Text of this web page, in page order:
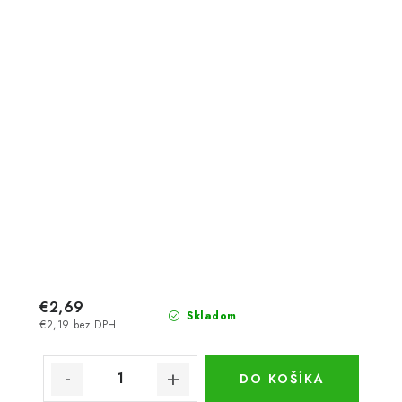
Skladom
€2,19 bez DPH
€2,69
DO KOŠÍKA